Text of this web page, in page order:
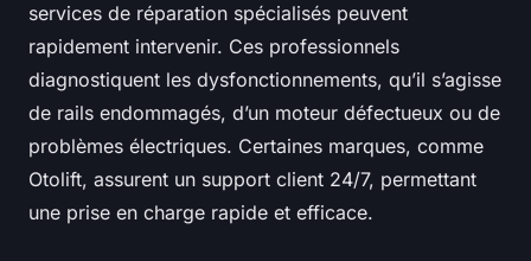
services de réparation spécialisés peuvent
rapidement intervenir. Ces professionnels
diagnostiquent les dysfonctionnements, qu’il s’agisse
de rails endommagés, d’un moteur défectueux ou de
problèmes électriques. Certaines marques, comme
Otolift, assurent un support client 24/7, permettant
une prise en charge rapide et efficace.